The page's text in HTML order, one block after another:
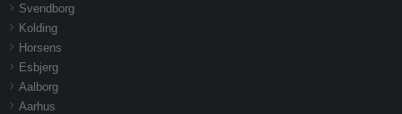
Svendborg
Kolding
Horsens
Esbjerg
Aalborg
Aarhus